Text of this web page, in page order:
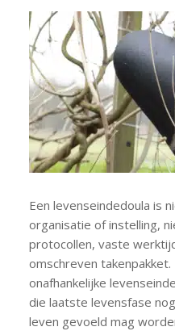
Een levenseindedoula is
organisatie of instelling,
protocollen, vaste
omschreven
onafhankelijke
die laatste levensfase
leven gevoeld mag